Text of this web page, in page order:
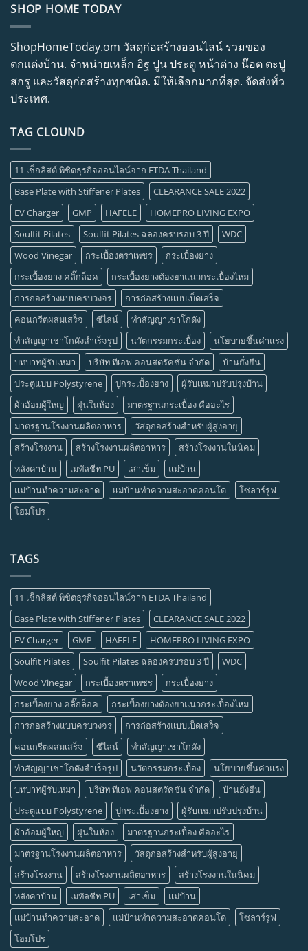
SHOP HOME TODAY
ShopHomeToday.om วัสดุก่อสร้างออนไลน์ รวมของ
ตกแต่งบ้าน. จำหน่ายเหล็ก อิฐ ปูน ประตู หน้าต่าง น๊อต ตะปู
สกรู และวัสดุก่อสร้างทุกชนิด. มีให้เลือกมากที่สุด. จัดส่งทั่ว
ประเทศ.
TAG CLOUND
11 เช็กลิสต์ พิชิตธุรกิจออนไลน์จาก ETDA Thailand
Base Plate with Stiffener Plates
CLEARANCE SALE 2022
EV Charger
GMP HAFELE
HOMEPRO LIVING EXPO
Soulfit Pilates
Soulfit Pilates ฉลองครบรอบ 3 ปี
WDC
Wood Vinegar
กระเบื้องตราเพชร
กระเบื้องยาง
กระเบื้องยาง คลิ๊กล็อค
กระเบื้องยางต้องยาแนวกระเบื้องไหม
การก่อสร้างแบบครบวงจร
การก่อสร้างแบบเบ็ดเสร็จ
คอนกรีตผสมเสร็จ
ซีไลน์
ทำสัญญาเช่าโกดัง
ทำสัญญาเช่าโกดังสำเร็จรูป
นวัตกรรมกระเบื้อง
นโยบายขึ้นค่าแรง
บทบาทผู้รับเหมา
บริษัท ทีเอฟ คอนสตรัคชั่น จำกัด
บ้านยั่งยืน
ประตูแบบ Polystyrene
ปูกระเบื้องยาง
ผู้รับเหมาปรับปรุงบ้าน
ผ้าอ้อมผู้ใหญ่
ฝุ่นในห้อง
มาตรฐานกระเบื้อง คืออะไร
มาตรฐานโรงงานผลิตอาหาร
วัสดุก่อสร้างสำหรับผู้สูงอายุ
สร้างโรงงาน
สร้างโรงงานผลิตอาหาร
สร้างโรงงานในนิคม
หลังคาบ้าน
เมทัลชีท PU เสาเข็ม
แม่บ้าน
แม่บ้านทำความสะอาด
แม่บ้านทำความสะอาดคอนโด
โซลาร์รูฟ
โฮมโปร
TAGS
11 เช็กลิสต์ พิชิตธุรกิจออนไลน์จาก ETDA Thailand
Base Plate with Stiffener Plates
CLEARANCE SALE 2022
EV Charger
GMP HAFELE
HOMEPRO LIVING EXPO
Soulfit Pilates
Soulfit Pilates ฉลองครบรอบ 3 ปี
WDC
Wood Vinegar
กระเบื้องตราเพชร
กระเบื้องยาง
กระเบื้องยาง คลิ๊กล็อค
กระเบื้องยางต้องยาแนวกระเบื้องไหม
การก่อสร้างแบบครบวงจร
การก่อสร้างแบบเบ็ดเสร็จ
คอนกรีตผสมเสร็จ
ซีไลน์
ทำสัญญาเช่าโกดัง
ทำสัญญาเช่าโกดังสำเร็จรูป
นวัตกรรมกระเบื้อง
นโยบายขึ้นค่าแรง
บทบาทผู้รับเหมา
บริษัท ทีเอฟ คอนสตรัคชั่น จำกัด
บ้านยั่งยืน
ประตูแบบ Polystyrene
ปูกระเบื้องยาง
ผู้รับเหมาปรับปรุงบ้าน
ผ้าอ้อมผู้ใหญ่
ฝุ่นในห้อง
มาตรฐานกระเบื้อง คืออะไร
มาตรฐานโรงงานผลิตอาหาร
วัสดุก่อสร้างสำหรับผู้สูงอายุ
สร้างโรงงาน
สร้างโรงงานผลิตอาหาร
สร้างโรงงานในนิคม
หลังคาบ้าน
เมทัลชีท PU เสาเข็ม
แม่บ้าน
แม่บ้านทำความสะอาด
แม่บ้านทำความสะอาดคอนโด
โซลาร์รูฟ
โฮมโปร